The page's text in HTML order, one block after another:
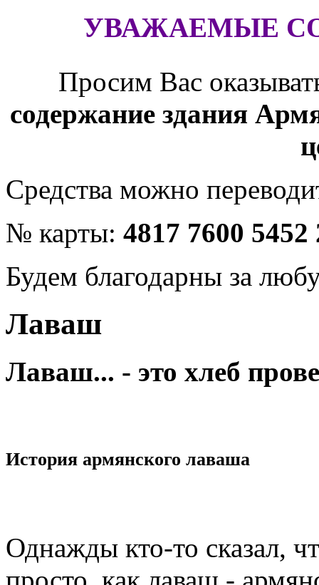
УВАЖАЕМЫЕ
Просим Вас
содержание здания
Средства можно
№ карты: 4817 7600 5452
Будем благодарны за
Лаваш
Лаваш... - это хлеб
История армянского лаваша
Однажды кто-то сказал,